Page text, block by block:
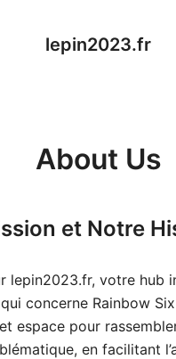
lepin2023.fr
About Us
et Notre
lepin2023.fr, votre hub
concerne Rainbow
espace pour
en facilitant